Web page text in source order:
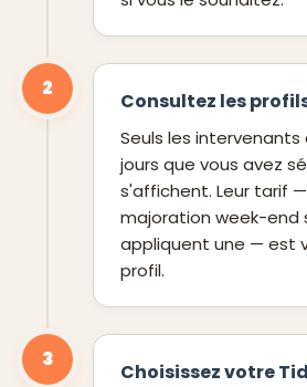
2 Consultez les
Seuls les intervenants
jours que vous avez
s'affichent. Leur tarif
majoration week-end
appliquent une — est
profil.
3 Choisissez votre